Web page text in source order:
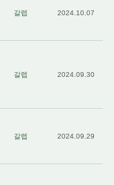
갈렙 2024.10.07
갈렙 2024.09.30
갈렙 2024.09.29